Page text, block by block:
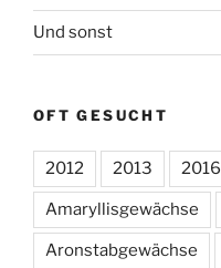
Und sonst
OFT GESUCHT
2012 2013 2016
Amaryllisgewächse
Aronstabgewächse